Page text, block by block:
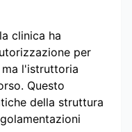
clinica ha
per
l'istruttoria
Questo
della struttura